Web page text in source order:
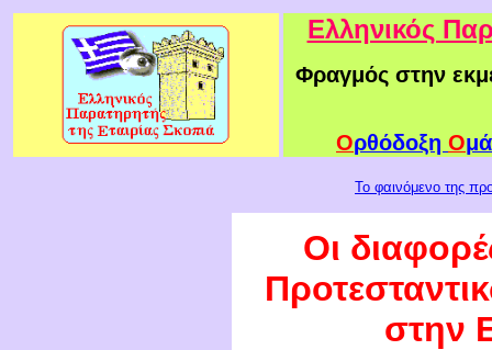
Ελληνικός
Φραγμός στην
Ορθόδοξη Ο
Το φαινόμενο της
Οι
στην